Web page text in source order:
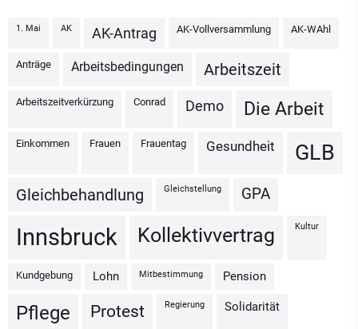
1. Mai AK AK-Antrag AK-Vollversammlung AK-WAhl
Anträge Arbeitsbedingungen Arbeitszeit
Arbeitszeitverkürzung Conrad Demo Die Arbeit
Einkommen Frauen Frauentag Gesundheit GLB
Gleichbehandlung Gleichstellung GPA
Innsbruck Kollektivvertrag Kultur
Kundgebung Lohn Mitbestimmung Pension
Pflege Protest Regierung Solidarität